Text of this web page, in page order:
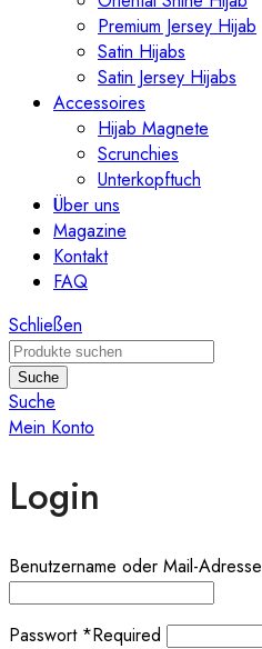
Premium Jersey Hijab
Satin Hijabs
Satin Jersey Hijabs
Accessoires
Hijab Magnete
Scrunchies
Unterkopftuch
Über uns
Magazine
Kontakt
FAQ
Schließen
Suche
Suche
Mein Konto
Login
Benutzername oder Mail-Adresse
Passwort *Required